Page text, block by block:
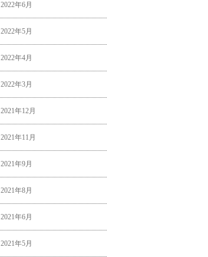
2022年6月
2022年5月
2022年4月
2022年3月
2021年12月
2021年11月
2021年9月
2021年8月
2021年6月
2021年5月